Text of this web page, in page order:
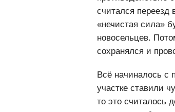
противодействие
считался переезд
«нечистая сила»
новосельцев.
Всё начиналось с
участке ставили